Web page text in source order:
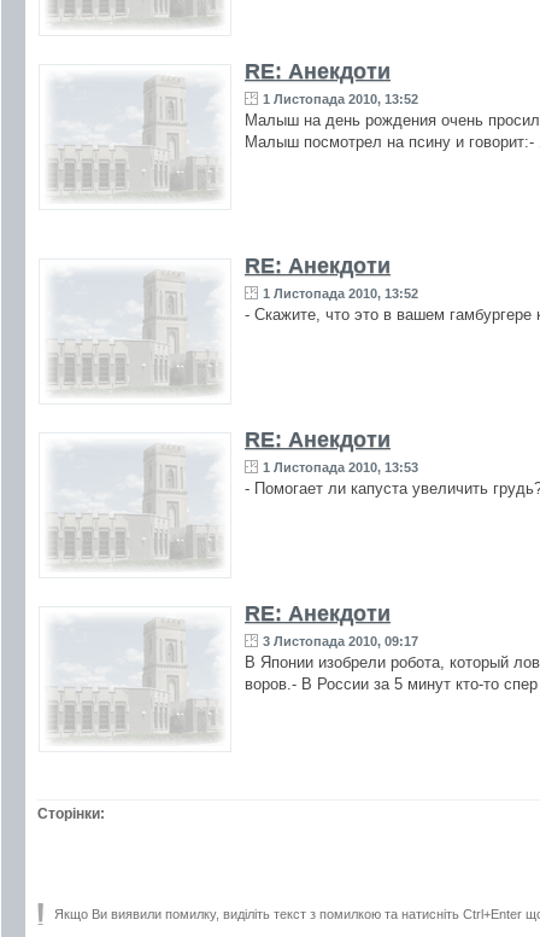
RE: Анекдоти
1 Листопада 2010, 13:52
Малыш на день рождения очень
Малыш посмотрел на псину и
RE: Анекдоти
1 Листопада 2010, 13:52
- Скажите, что это в вашем
RE: Анекдоти
1 Листопада 2010, 13:53
- Помогает ли капуста увеличить
RE: Анекдоти
3 Листопада 2010, 09:17
В Японии изобрели робота, который
воров.- В России за 5 минут кто-то
Сторінки:
Якщо Ви виявили помилку, виділіть текст з помилкою та натисніть Ctrl+Enter